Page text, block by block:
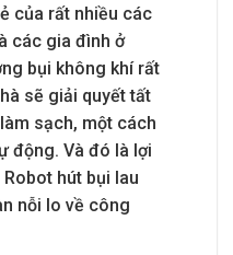
của rất nhiều các
các gia đình ở
bụi không khí rất
sẽ giải quyết tất
sạch, một cách
động. Và đó là lợi
hút bụi lau
nỗi lo về công